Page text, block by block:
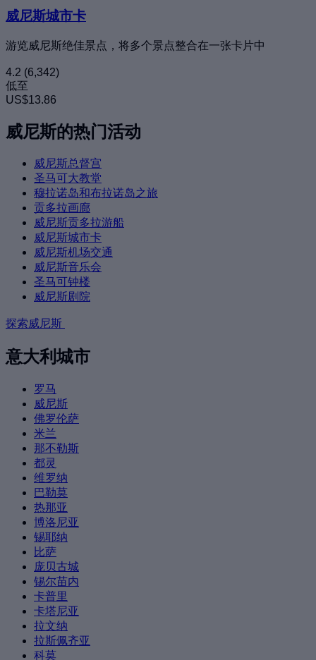
威尼斯城市卡
游览威尼斯绝佳景点，将多个景点整合在一张卡片中
4.2 (6,342)
低至
US$13.86
威尼斯的热门活动
威尼斯总督宫
圣马可大教堂
穆拉诺岛和布拉诺岛之旅
贡多拉画廊
威尼斯贡多拉游船
威尼斯城市卡
威尼斯机场交通
威尼斯音乐会
圣马可钟楼
威尼斯剧院
探索威尼斯
意大利城市
罗马
威尼斯
佛罗伦萨
米兰
那不勒斯
都灵
维罗纳
巴勒莫
热那亚
博洛尼亚
锡耶纳
比萨
庞贝古城
锡尔苗内
卡普里
卡塔尼亚
拉文纳
拉斯佩齐亚
科莫